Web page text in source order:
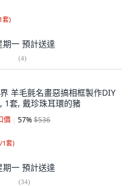
套)
期一 預計送達
(4)
羊毛氈名畫惡搞相框製作DIY
1套, 戴珍珠耳環的豬
價 57%$536
1套)
期一 預計送達
(34)